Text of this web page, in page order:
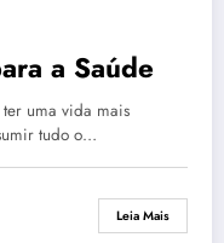
a Saúde
uma vida mais
tudo o…
Leia Mais